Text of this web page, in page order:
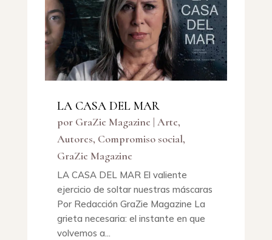
LA CASA DEL MAR
por GraZie Magazine | Arte,
Autores, Compromiso social,
GraZie Magazine
LA CASA DEL MAR El valiente
ejercicio de soltar nuestras máscaras
Por Redacción GraZie Magazine La
grieta necesaria: el instante en que
volvemos a...